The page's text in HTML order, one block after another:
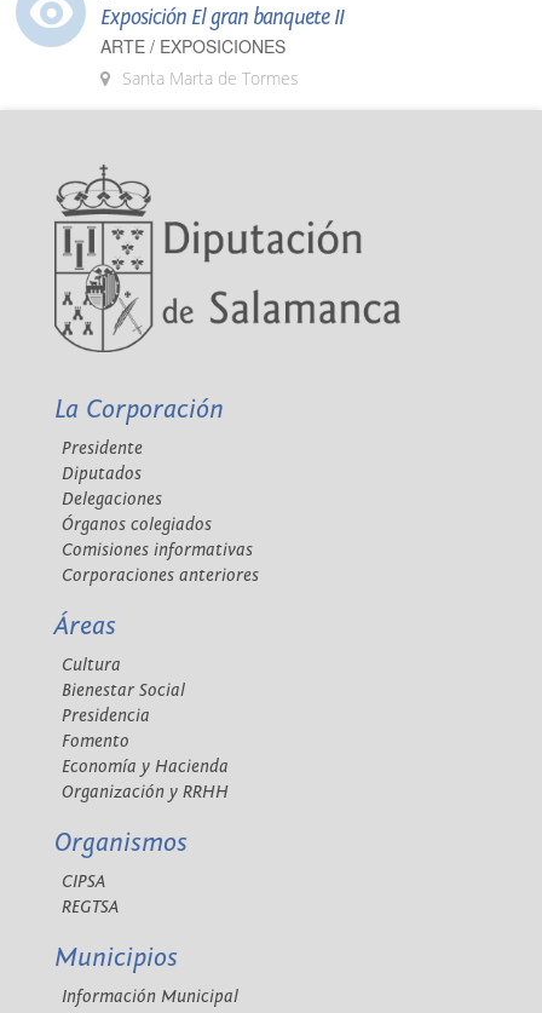
Exposición El gran banquete II
ARTE / EXPOSICIONES
Santa Marta de Tormes
La Corporación
Presidente
Diputados
Delegaciones
Órganos colegiados
Comisiones informativas
Corporaciones anteriores
Áreas
Cultura
Bienestar Social
Presidencia
Fomento
Economía y Hacienda
Organización y RRHH
Organismos
CIPSA
REGTSA
Municipios
Información Municipal